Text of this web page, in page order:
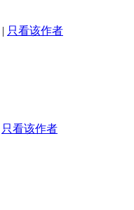
| 只看该作者
只看该作者